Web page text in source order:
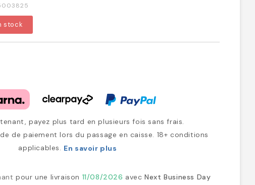
stock
payez plus tard en plusieurs fois sans frais.
de paiement lors du passage en caisse. 18+ conditions
applicables. En savoir plus
pour une livraison 11/08/2026 avecNext Business Day